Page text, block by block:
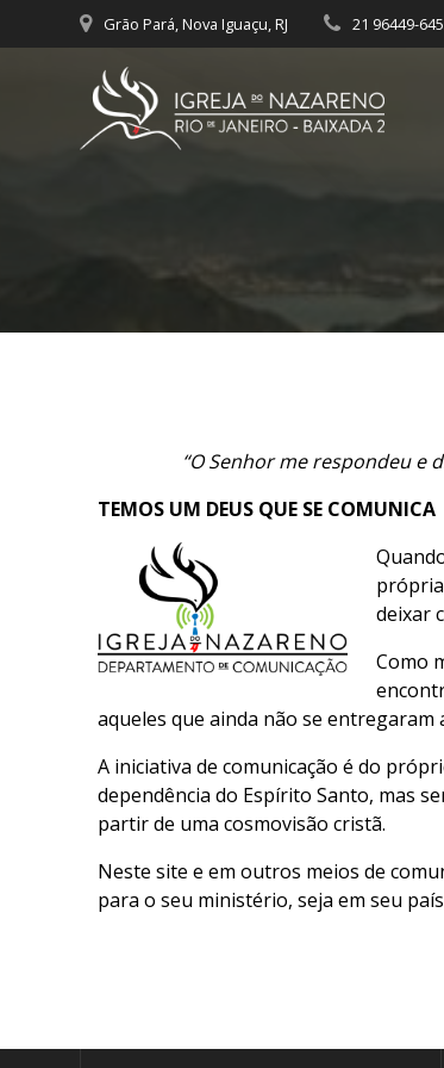
to
Grão Pará, Nova Iguaçu, RJ 21 96449-
“O Senhor me respondeu e
TEMOS UM DEUS QUE SE COMUNICA
deixar
Como
aqueles que ainda não se entregaram
A iniciativa de comunicação é do
dependência do Espírito Santo, mas
partir de uma cosmovisão cristã.
Neste site e em outros meios de
para o seu ministério, seja em seu